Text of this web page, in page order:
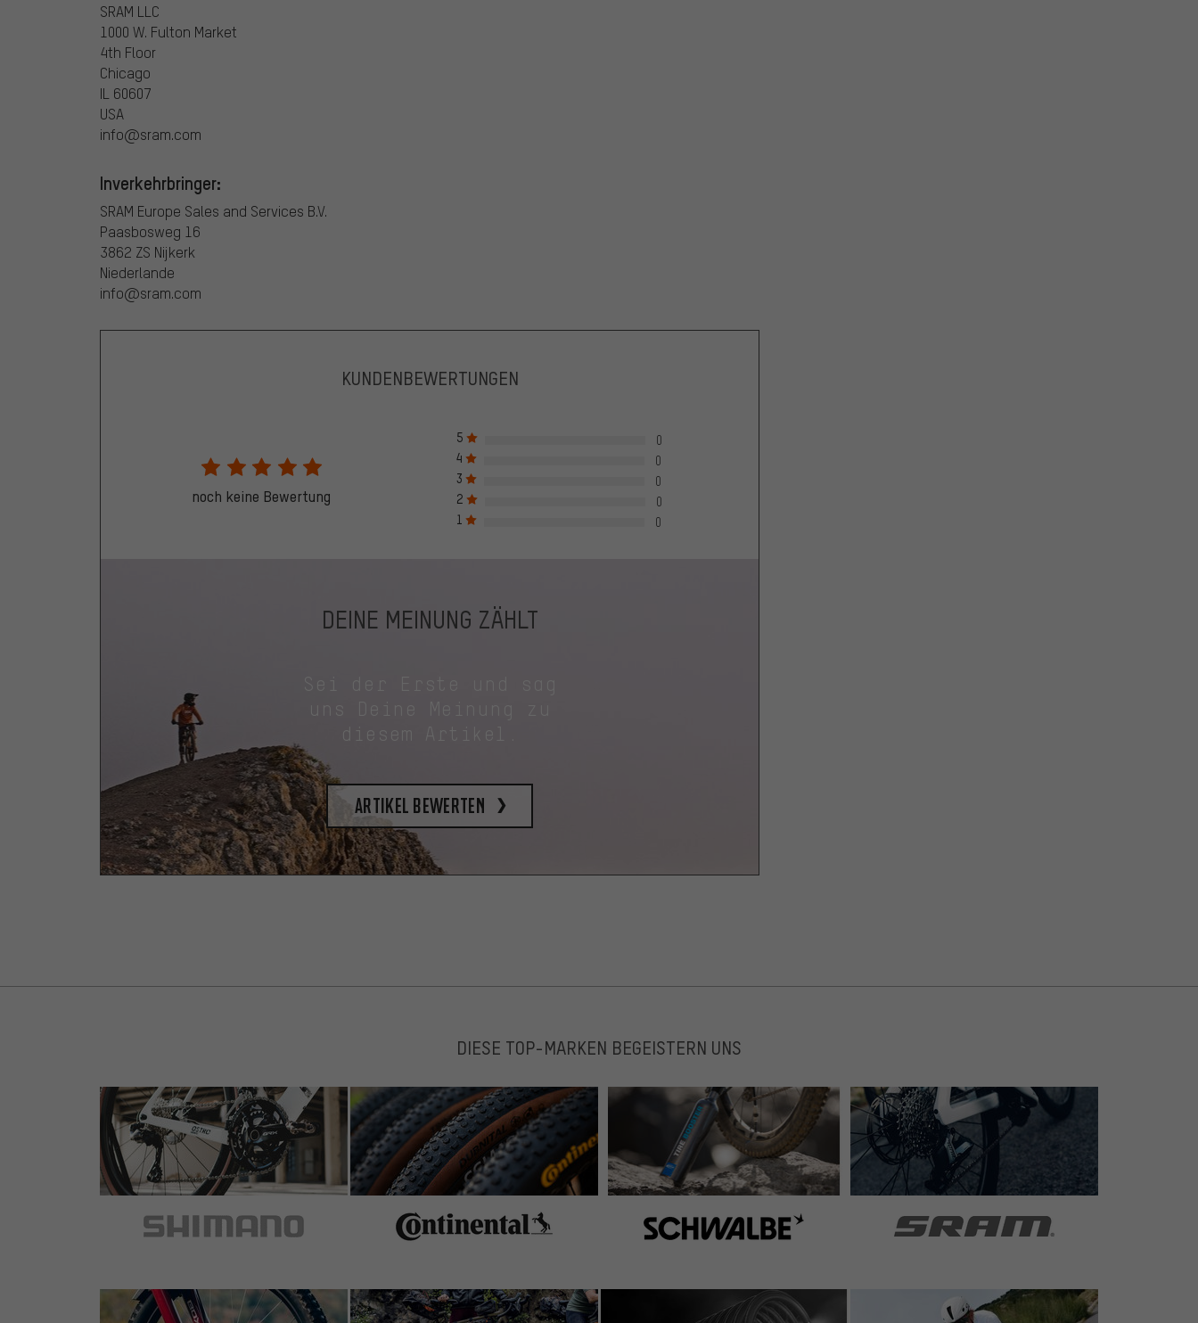
SRAM LLC
1000 W. Fulton Market
4th Floor
Chicago
IL 60607
USA
info@sram.com
Inverkehrbringer:
SRAM Europe Sales and Services B.V.
Paasbosweg 16
3862 ZS Nijkerk
Niederlande
info@sram.com
KUNDENBEWERTUNGEN
noch keine Bewertung
5
0
4
0
3
0
2
0
1
0
DEINE MEINUNG ZÄHLT
uns Deine Meinung zu
diesem Artikel.
Artikel bewerten
DIESE TOP-MARKEN BEGEISTERN UNS